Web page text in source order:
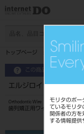
モリタのポー
ているモリ
関係者の方を
する情報提供
トップページ エルジロイワ
この商品に関するお問い
エルジロイワイヤー
Orthodontic Wire
歯列矯正用ワイヤ